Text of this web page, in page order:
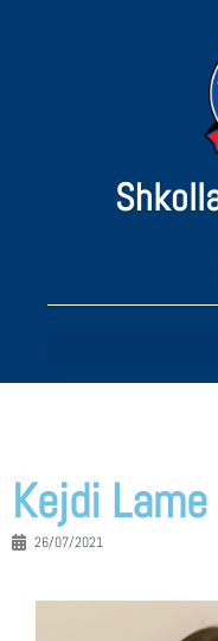
Kejdi Lame
26/07/2021